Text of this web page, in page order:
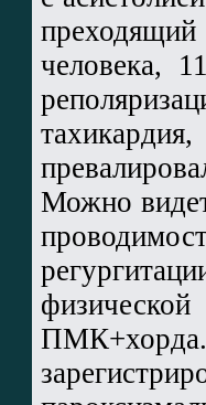
человека,
Можно